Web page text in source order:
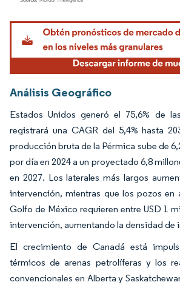
Imagen © Mordor Intelligence. El uso requiere
Análisis Geográfico
Estados Unidos generó el 75,6% de
registrará una CAGR del 5,4% hasta
producción bruta de la Pérmica sube de
por día en 2024 a un proyectado 6,8
en 2027. Los laterales más largos
intervención, mientras que los pozos en
Golfo de México requieren entre USD 1
intervención, aumentando la densidad de
El crecimiento de Canadá está
térmicos de arenas petrolíferas y los
convencionales en Alberta y